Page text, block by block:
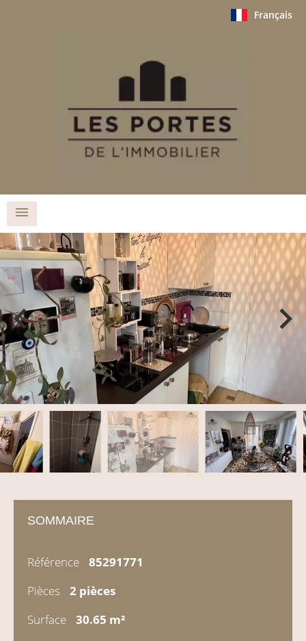
Français
SOMMAIRE
Référence
85291771
Pièces
2 pièces
Surface
30.65 m²